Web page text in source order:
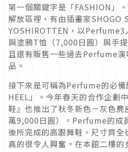
第一個關鍵字是「FASHION」
解放區裡，有由插畫家SHOGO
YOSHIROTTEN，以Perfume3
與塗鴉T恤（7,000日圓）與手
且還有販售一些過去Perfume
品。
接下來是可稱為Perfume的必備
HEEL」。今年春天的合作企劃
鞋』也推出了秋冬新色－灰色麂
萬9,000日圓）。Perfume的成
後所完成的高跟舞鞋，尺寸齊全
真的很令人興奮。在本館二樓的